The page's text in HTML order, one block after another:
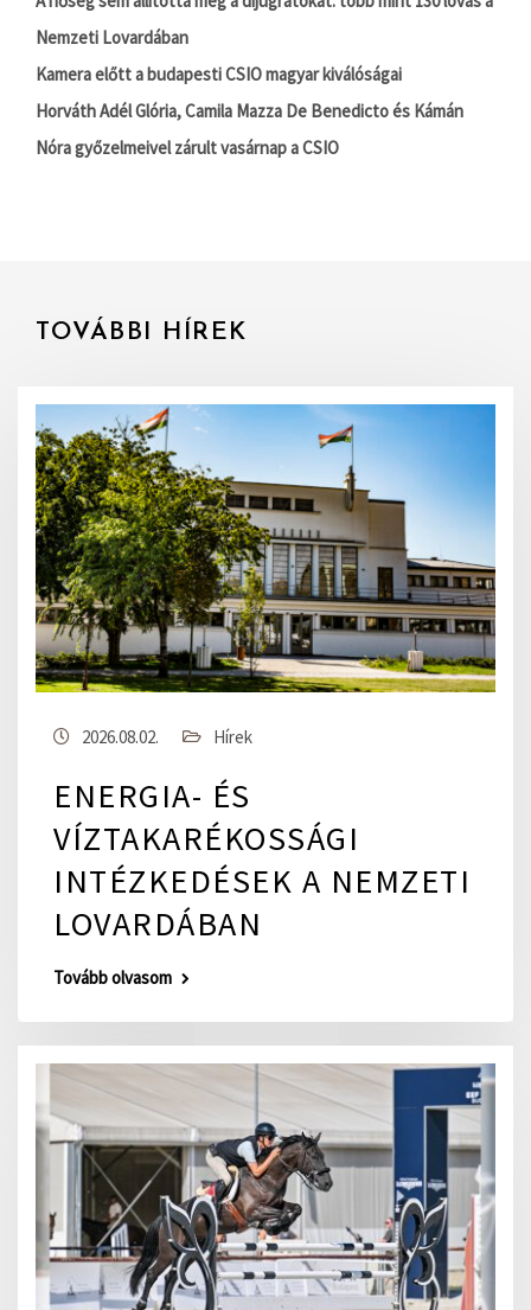
Nemzeti Lovardában
Kamera előtt a budapesti CSIO magyar kiválóságai
Horváth Adél Glória, Camila Mazza De Benedicto és Kámán
Nóra győzelmeivel zárult vasárnap a CSIO
TOVÁBBI HÍREK
2026.08.02. Hírek
ENERGIA- ÉS
VÍZTAKARÉKOSSÁGI
INTÉZKEDÉSEK A NEMZETI
LOVARDÁBAN
Tovább olvasom